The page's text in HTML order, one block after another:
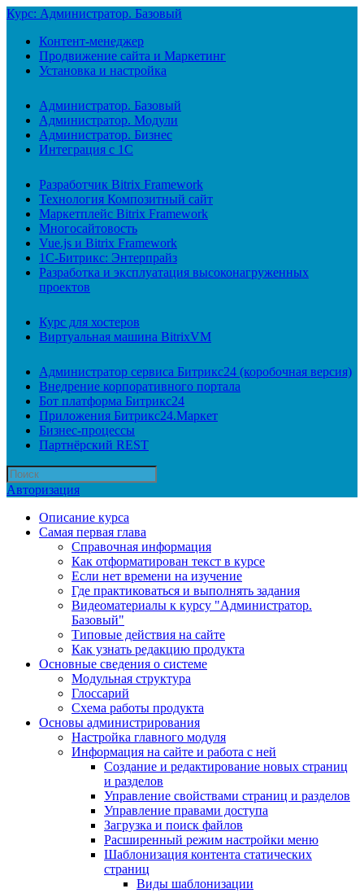
Курс: Администратор. Базовый
Контент-менеджер
Продвижение сайта и Маркетинг
Установка и настройка
Администратор. Базовый
Администратор. Модули
Администратор. Бизнес
Интеграция с 1С
Разработчик Bitrix Framework
Технология Композитный сайт
Маркетплейс Bitrix Framework
Многосайтовость
Vue.js и Bitrix Framework
1С-Битрикс: Энтерпрайз
Разработка и эксплуатация высоконагруженных
проектов
Курс для хостеров
Виртуальная машина BitrixVM
Администратор сервиса Битрикс24 (коробочная версия)
Внедрение корпоративного портала
Бот платформа Битрикс24
Приложения Битрикс24.Маркет
Бизнес-процессы
Партнёрский REST
Авторизация
Описание курса
Самая первая глава
Справочная информация
Как отформатирован текст в курсе
Если нет времени на изучение
Где практиковаться и выполнять задания
Видеоматериалы к курсу "Администратор.
Базовый"
Типовые действия на сайте
Как узнать редакцию продукта
Основные сведения о системе
Модульная структура
Глоссарий
Схема работы продукта
Основы администрирования
Настройка главного модуля
Информация на сайте и работа с ней
Создание и редактирование новых страниц
и разделов
Управление свойствами страниц и разделов
Управление правами доступа
Загрузка и поиск файлов
Расширенный режим настройки меню
Шаблонизация контента статических
страниц
Виды шаблонизации